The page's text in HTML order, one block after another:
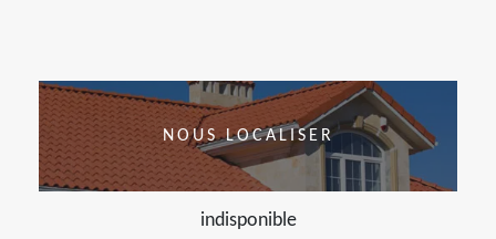
NOUS LOCALISER
indisponible